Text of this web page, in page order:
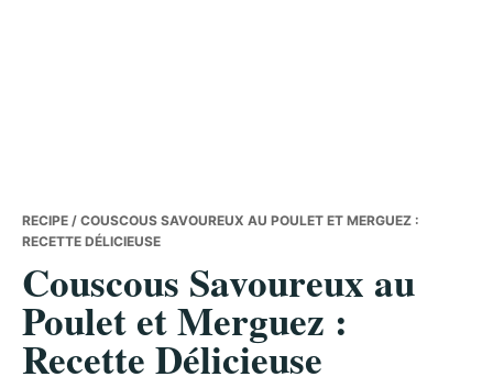
RECIPE / COUSCOUS SAVOUREUX AU POULET ET MERGUEZ :
RECETTE DÉLICIEUSE
Couscous Savoureux au
Poulet et Merguez :
Recette Délicieuse